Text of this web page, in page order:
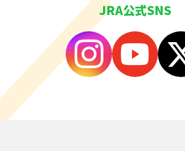
JRA公式SNS